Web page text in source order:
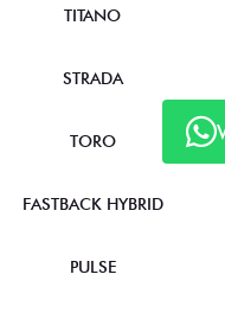
TITANO
STRADA
TORO
FASTBACK HYBRID
PULSE